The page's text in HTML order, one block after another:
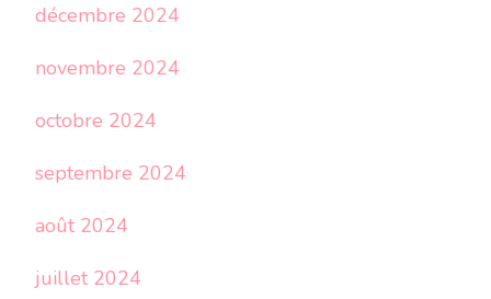
décembre 2024
novembre 2024
octobre 2024
septembre 2024
août 2024
juillet 2024